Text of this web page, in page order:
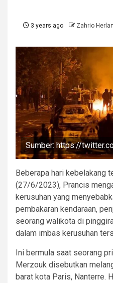
3 years ago Zahrio
Sumber: https://
Beberapa hari kebelakang
(27/6/2023), Prancis
kerusuhan yang
pembakaran kendaraan,
seorang walikota di
dalam imbas kerusuhan
Ini bermula saat seorang
Merzouk disebutkan
barat kota Paris, Nanterre.